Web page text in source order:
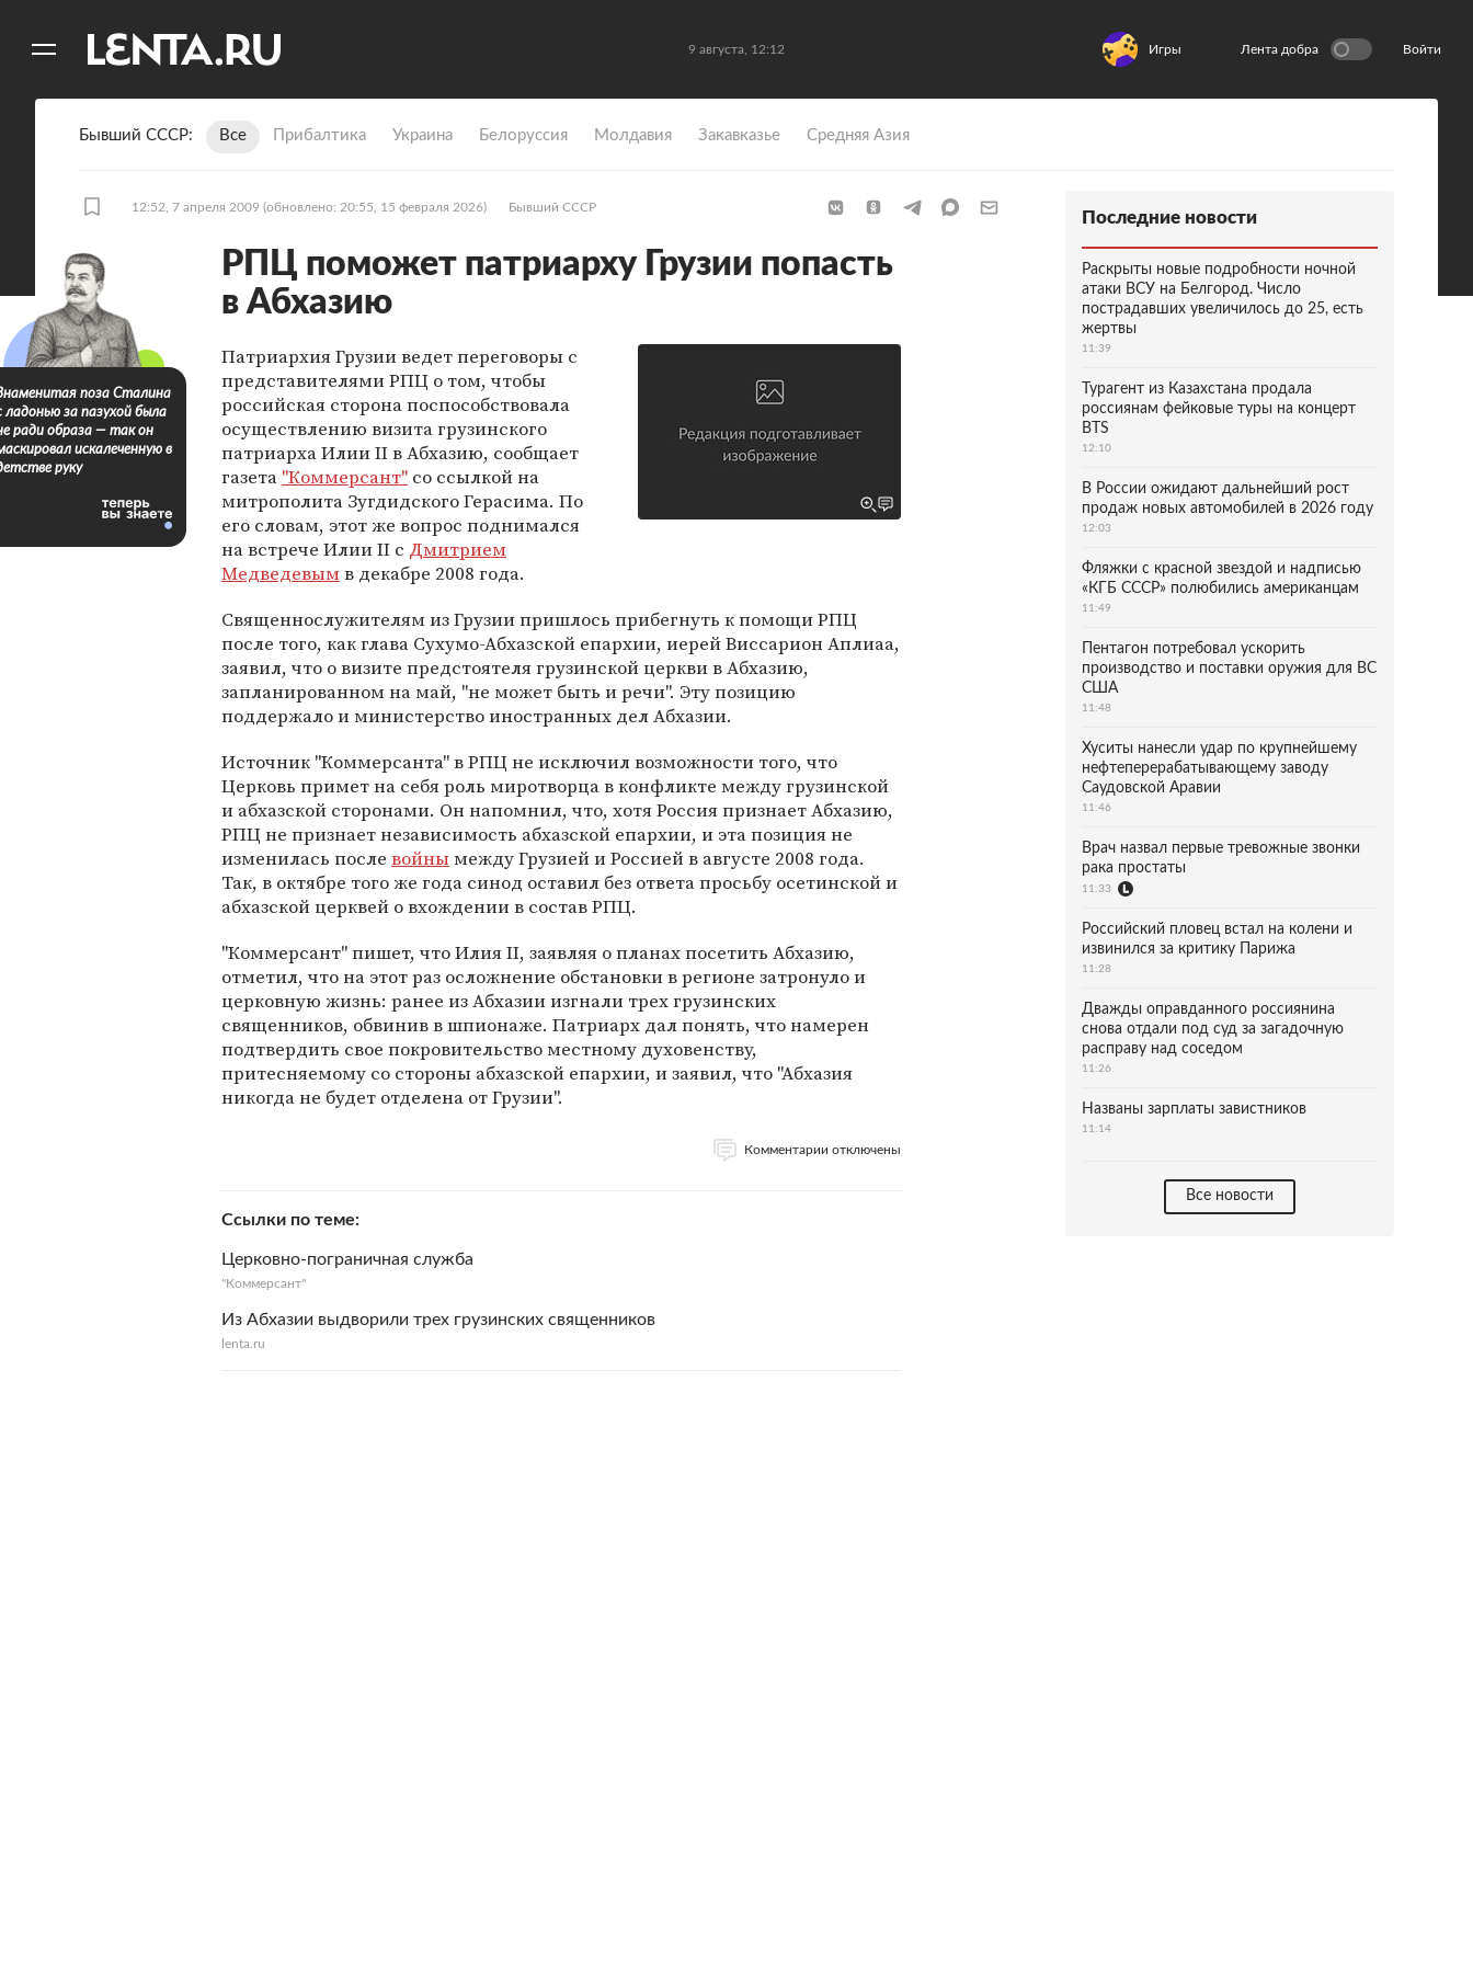
9 августа, 12:12 Игры Лента добра Войти
Бывший СССР Все Прибалтика Украина Белоруссия Молдавия Закавказье Средняя Азия
12:52, 7 апреля 2009 (обновлено: 20:55, 15 февраля 2026) Бывший СССР
РПЦ поможет патриарху Грузии попасть
в Абхазию
Патриархия Грузии ведет переговоры с
представителями РПЦ о том, чтобы
российская сторона поспособствовала
осуществлению визита грузинского
патриарха Илии II в Абхазию, сообщает
газета "Коммерсант" со ссылкой на
митрополита Зугдидского Герасима. По
его словам, этот же вопрос поднимался
на встрече Илии II с Дмитрием
Медведевымв декабре 2008 года.
Священнослужителям из Грузии пришлось прибегнуть к помощи РПЦ
после того, как глава Сухумо-Абхазской епархии, иерей Виссарион Аплиаа,
заявил, что о визите предстоятеля грузинской церкви в Абхазию,
запланированном на май, "не может быть и речи". Эту позицию
поддержало и министерство иностранных дел Абхазии.
Источник "Коммерсанта" в РПЦ не исключил возможности того, что
Церковь примет на себя роль миротворца в конфликте между грузинской
и абхазской сторонами. Он напомнил, что, хотя Россия признает Абхазию,
РПЦ не признает независимость абхазской епархии, и эта позиция не
изменилась после войны между Грузией и Россией в августе 2008 года.
Так, в октябре того же года синод оставил без ответа просьбу осетинской и
абхазской церквей о вхождении в состав РПЦ.
"Коммерсант" пишет, что Илия II, заявляя о планах посетить Абхазию,
отметил, что на этот раз осложнение обстановки в регионе затронуло и
церковную жизнь: ранее из Абхазии изгнали трех грузинских
священников, обвинив в шпионаже. Патриарх дал понять, что намерен
подтвердить свое покровительство местному духовенству,
притесняемому со стороны абхазской епархии, и заявил, что "Абхазия
никогда не будет отделена от Грузии".
Комментарии отключены
Ссылки по теме
Церковно-пограничная служба
"Коммерсант"
Из Абхазии выдворили трех грузинских священников
lenta.ru
поза Сталина
ладонью за пазухой была
ради образа — так он
искалеченную в
руку
Последние новости
Раскрыты новые подробности ночной
атаки ВСУ на Белгород. Число
пострадавших увеличилось до 25, есть
жертвы
11:39
Турагент из Казахстана продала
россиянам фейковые туры на концерт
BTS
12:10
В России ожидают дальнейший рост
продаж новых автомобилей в 2026 году
12:03
Фляжки с красной звездой и надписью
«КГБ СССР» полюбились американцам
11:49
Пентагон потребовал ускорить
производство и поставки оружия для ВС
США
11:48
Хуситы нанесли удар по крупнейшему
нефтеперерабатывающему заводу
Саудовской Аравии
11:46
Врач назвал первые тревожные звонки
рака простаты
11:33
Российский пловец встал на колени и
извинился за критику Парижа
11:28
Дважды оправданного россиянина
снова отдали под суд за загадочную
расправу над соседом
11:26
Названы зарплаты завистников
11:14
Все новости